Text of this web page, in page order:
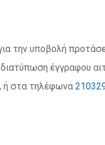
11 Ιανουαρίου,
την υποβολή
έγγραφου
ή στα τηλέφωνα